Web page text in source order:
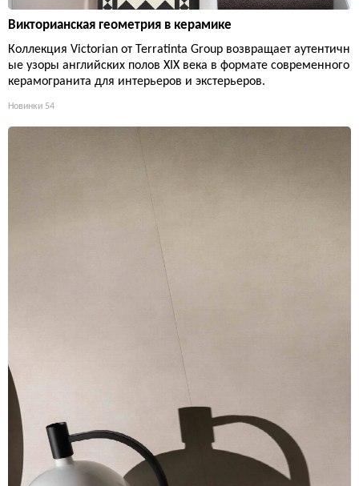
Викторианская геометрия в керамике
Коллекция Victorian от Terratinta Group возвращает аутентичн
ые узоры английских полов XIX века в формате современного
керамогранита для интерьеров и экстерьеров.
Новинки 54